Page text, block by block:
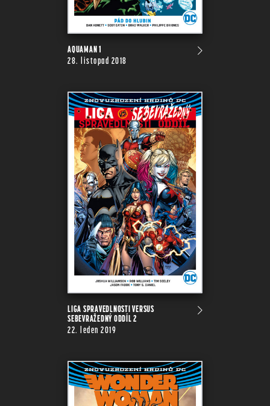
AQUAMAN 1
28. listopad 2018
LIGA SPRAVEDLNOSTI VERSUS
SEBEVRAŽEDNÝ ODDÍL 2
22. leden 2019